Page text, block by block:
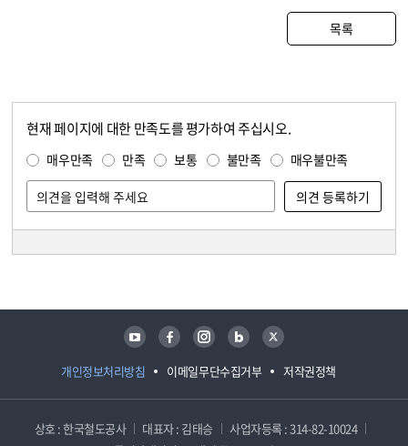
목록
현재 페이지에 대한 만족도를 평가하여 주십시오.
매우만족 만족 보통 불만족 매우불만족
개인정보처리방침 이메일무단수집거부 저작권정책
유튜브 페이스북 인스타그램 블로그 트위터
상호 : 한국철도공사 대표자 : 김태승
사업자등록 : 314-82-10024